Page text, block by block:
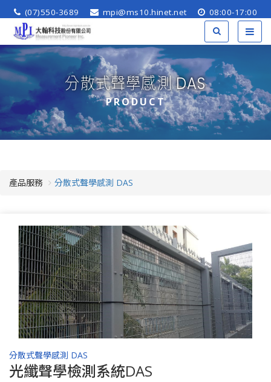
(07)550-3689 mpi@ms10.hinet.net 08:00-17:00
分散式聲學感測 DAS
PRODUCT
產品服務 分散式聲學感測 DAS
分散式聲學感測 DAS
光纖聲學檢測系統DAS